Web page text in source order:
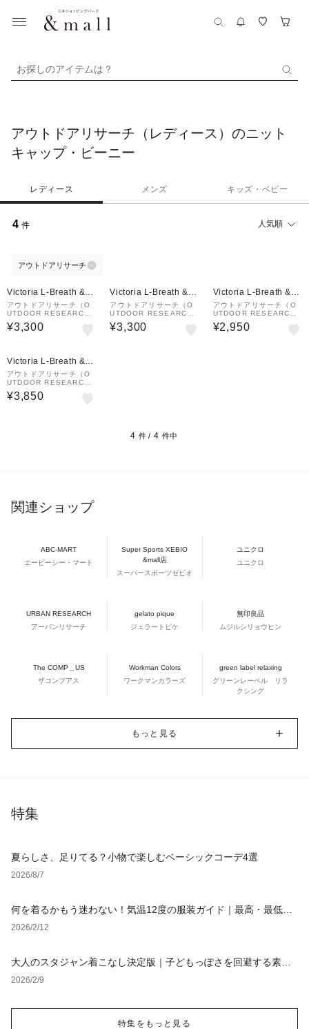
お探しのアイテムは？
アウトドアリサーチ（レディース）のニット
キャップ・ビーニー
レディース メンズ キッズ・ベビー
4 件 人気順
アウトドアリサーチ
Victoria L-Breath &m
all店
アウトドアリサーチ（O
UTDOOR RESEARC
H）ニット帽 トレッキン
グ 登山 ジュノービーニ
¥3,300
Victoria L-Breath &m
all店
アウトドアリサーチ（O
UTDOOR RESEARC
H）ニット帽 トレッキン
グ 登山 ジュノービーニ
¥3,300
Victoria L-Breath &m
all店
アウトドアリサーチ（O
UTDOOR RESEARC
H）ニット帽 トレッキン
グ 登山 ジュノービーニ
¥2,950
Victoria L-Breath &m
all店
アウトドアリサーチ（O
UTDOOR RESEARC
H）ニット帽 トレッキン
グ 登山 ジュノービーニ
¥3,850
4 件 / 4 件中
関連ショップ
ABC-MART
エービーシー・マート
Super Sports XEBIO
&mall店
スーパースポーツゼビオ
ユニクロ
ユニクロ
URBAN RESEARCH
アーバンリサーチ
gelato pique
ジェラートピケ
無印良品
ムジルシリョウヒン
The COMP＿US
ザコンプアス
Workman Colors
ワークマンカラーズ
green label relaxing
グリーンレーベル リラ
クシング
もっと見る
特集
夏らしさ、足りてる？小物で楽しむベーシックコーデ4選
2026/8/7
何を着るかもう迷わない！気温12度の服装ガイド｜最高・最低気
温別の正解コーデ【レディース・メンズ】
2026/2/12
大人のスタジャン着こなし決定版｜子どもっぽさを回避する素材
選びと定番コーデ【レディース・メンズ】
2026/2/9
特集をもっと見る